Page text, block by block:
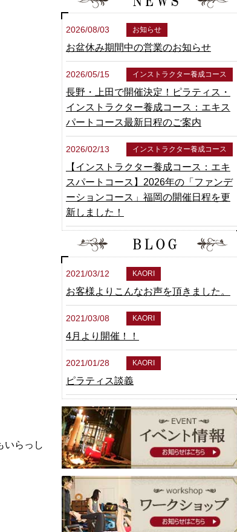
いらっし
2026/08/03 お知らせ
お盆休み期間中の営業のお知らせ
2026/05/15 インストラクター養成コース
長野・上田で開催決定！ピラティス・
インストラクター養成コース：エキス
パートコース最新日程のご案内
2026/02/13 インストラクター養成コース
【インストラクター養成コース：エキ
スパートコース】2026年の「ファンデ
ーションコース」福岡の開催日程を更
新しました！
2021/03/12 KAORI
お客様よりこんなお声を頂きました。
2021/03/08 KAORI
4月より開催！！
2021/01/28 KAORI
ピラティス談義